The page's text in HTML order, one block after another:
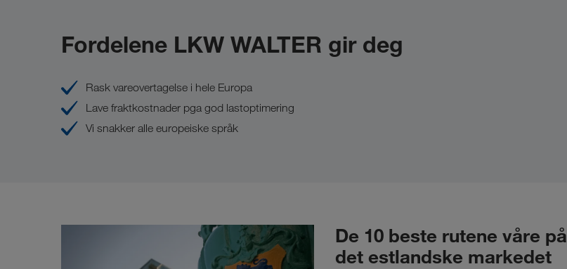
Fordelene LKW WALTER gir deg
Rask vareovertagelse i hele Europa
Lave fraktkostnader pga god lastoptimering
Vi snakker alle europeiske språk
De 10 beste rutene våre på
det estlandske markedet